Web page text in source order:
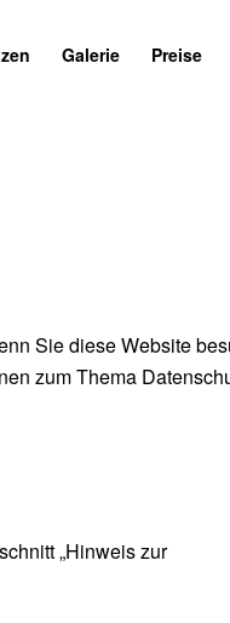
Galerie Preise
Sie diese Website
zum Thema
„Hinweis zur